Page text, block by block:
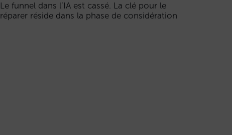
Le funnel dans l’IA est cassé. La clé pour le
réparer réside dans la phase de considération